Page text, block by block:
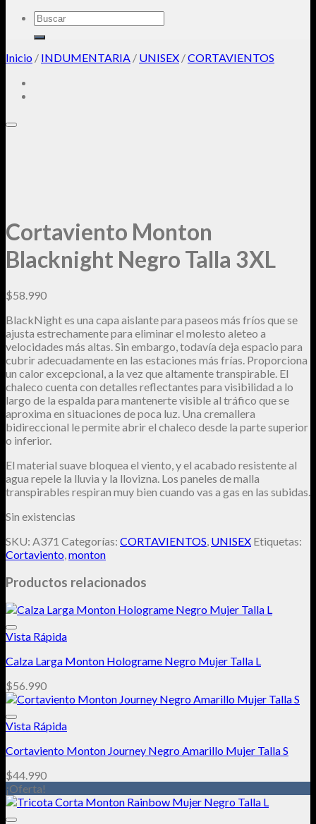
Buscar
por:
Inicio / INDUMENTARIA / UNISEX /CORTAVIENTOS
Añadir a la lista de deseos
Cortaviento Monton
Blacknight Negro Talla 3XL
$58.990
BlackNight es una capa aislante para paseos más fríos que se
ajusta estrechamente para eliminar el molesto aleteo a
velocidades más altas. Sin embargo, todavía deja espacio para
cubrir adecuadamente en las estaciones más frías. Proporciona
un calor excepcional, a la vez que altamente transpirable. El
chaleco cuenta con detalles reflectantes para visibilidad a lo
largo de la espalda para mantenerte visible al tráfico que se
aproxima en situaciones de poca luz. Una cremallera
bidireccional le permite abrir el chaleco desde la parte superior
o inferior.
El material suave bloquea el viento, y el acabado resistente al
agua repele la lluvia y la llovizna. Los paneles de malla
transpirables respiran muy bien cuando vas a gas en las subidas.
Sin existencias
SKU: A371 Categorías: CORTAVIENTOS, UNISEX Etiquetas:
Cortaviento,monton
Productos relacionados
Añadir a la lista de deseos
Vista Rápida
Calza Larga Monton Holograme Negro Mujer Talla L
$56.990
Vista Rápida
Cortaviento Monton Journey Negro Amarillo Mujer Talla S
$44.990
¡Oferta!